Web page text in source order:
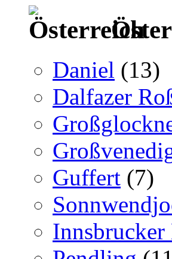
Daniel (13)
Dalfazer
Guffert (7)
Innsbrucker